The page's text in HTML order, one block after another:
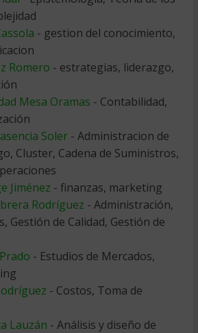
- gestion del conocimiento,
Romero - estrategias, liderazgo,
Mesa Oramas - Contabilidad,
Soler- Administracion de
Cluster, Cadena de Suministros,
Jiménez - finanzas, marketing
Rodríguez - Administración,
Gestión de Calidad, Gestión de
- Estudios de Mercados,
- Costos, Toma de
Lauzán - Análisis y diseño de